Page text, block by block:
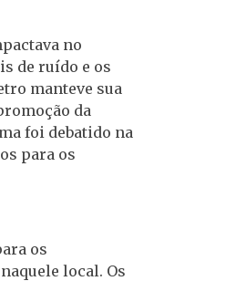
no
de ruído e os
manteve sua
da
foi debatido na
para os
os
local. Os